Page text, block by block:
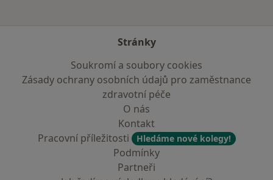
Stránky
Soukromí a soubory cookies
Zásady ochrany osobních údajů pro zaměstnance
zdravotní péče
O nás
Kontakt
Pracovní příležitosti
Hledáme nové kolegy!
Podmínky
Partneři